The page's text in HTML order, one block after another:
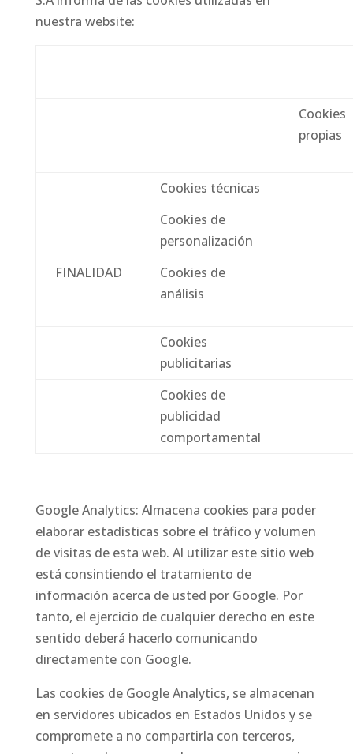
nuestra website:
Cookies
propias
Cookies técnicas
Cookies de
personalización
FINALIDAD
Cookies de
análisis
Cookies
publicitarias
Cookies de
publicidad
comportamental
Google Analytics: Almacena cookies para poder
elaborar estadísticas sobre el tráfico y volumen
de visitas de esta web. Al utilizar este sitio web
está consintiendo el tratamiento de
información acerca de usted por Google. Por
tanto, el ejercicio de cualquier derecho en este
sentido deberá hacerlo comunicando
directamente con Google.
Las cookies de Google Analytics, se almacenan
en servidores ubicados en Estados Unidos y se
compromete a no compartirla con terceros,